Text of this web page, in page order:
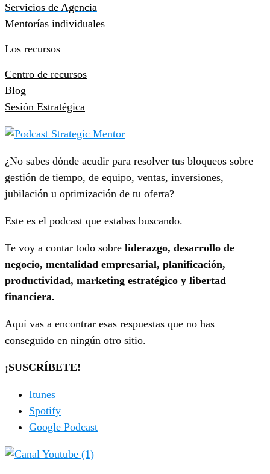
Servicios de Agencia
Mentorías individuales
Los recursos
Centro de recursos
Blog
Sesión Estratégica
¿No sabes dónde acudir para resolver tus bloqueos sobre
gestión de tiempo, de equipo, ventas, inversiones,
jubilación u optimización de tu oferta?
Este es el podcast que estabas buscando.
Te voy a contar todo sobre liderazgo, desarrollo de
negocio, mentalidad empresarial, planificación,
productividad, marketing estratégico y libertad
financiera.
Aquí vas a encontrar esas respuestas que no has
conseguido en ningún otro sitio.
¡SUSCRÍBETE!
Itunes
Spotify
Google Podcast